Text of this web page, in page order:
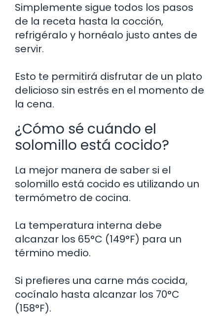
Simplemente sigue todos los pasos
de la receta hasta la cocción,
refrigéralo y hornéalo justo antes de
servir.
Esto te permitirá disfrutar de un plato
delicioso sin estrés en el momento de
la cena.
¿Cómo sé cuándo el
solomillo está cocido?
La mejor manera de saber si el
solomillo está cocido es utilizando un
termómetro de cocina.
La temperatura interna debe
alcanzar los 65°C (149°F) para un
término medio.
Si prefieres una carne más cocida,
cocínalo hasta alcanzar los 70°C
(158°F).